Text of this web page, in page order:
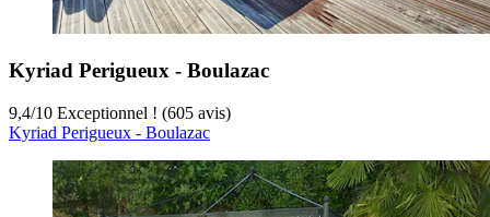
Kyriad Perigueux - Boulazac
9,4/10 Exceptionnel ! (605 avis)
Kyriad Perigueux - Boulazac